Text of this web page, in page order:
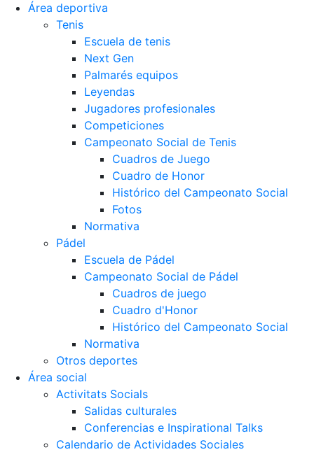
Área deportiva
Tenis
Escuela de tenis
Next Gen
Palmarés equipos
Leyendas
Jugadores profesionales
Competiciones
Campeonato Social de Tenis
Cuadros de Juego
Cuadro de Honor
Histórico del Campeonato Social
Fotos
Normativa
Pádel
Escuela de Pádel
Campeonato Social de Pádel
Cuadros de juego
Cuadro d'Honor
Histórico del Campeonato Social
Normativa
Otros deportes
Área social
Activitats Socials
Salidas culturales
Conferencias e Inspirational Talks
Calendario de Actividades Sociales